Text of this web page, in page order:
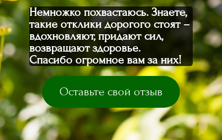
Немножко похвастаюсь. Знаете,
такие отклики дорогого стоят –
вдохновляют, придают сил,
возвращают здоровье.
Спасибо огромное вам за них!
Оставьте свой отзыв